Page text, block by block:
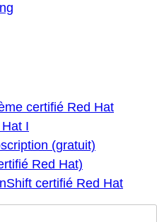
certifié Red Hat
I
(gratuit)
Red Hat)
certifié Red Hat